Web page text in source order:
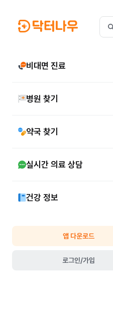
비대면 진료
병원 찾기
약국 찾기
실시간 의료 상담
건강 정보
앱 다운로드
로그인/가입